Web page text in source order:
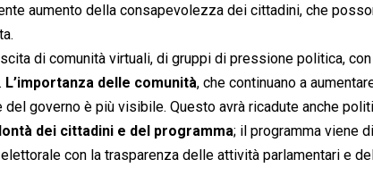
aumento della consapevolezza dei cittadini, che
di comunità virtuali, di gruppi di pressione politica,
L’importanza delle comunità, che continuano a
governo è più visibile. Questo avrà ricadute anche
dei cittadini e del programma; il programma viene
con la trasparenza delle attività parlamentari e